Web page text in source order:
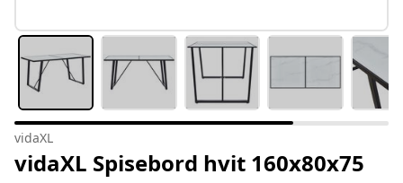
vidaXL
vidaXL Spisebord hvit 160x80x75